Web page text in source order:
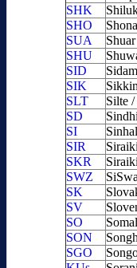
SHK
SHO
Shona
SUA
Shuar
SHU
SID
SIK
SLT
Silte
SD
Sindhi
SI
SIR
SKR
SWZ
SK
SV
SO
SON
SGO